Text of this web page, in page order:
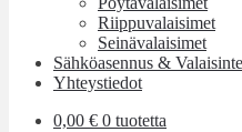
Riippuvalaisimet
Seinävalaisimet
Sähköasennus &
Yhteystiedot
0,00 € 0 tuotetta